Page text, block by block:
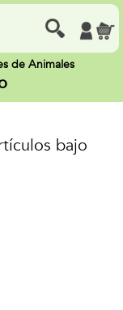
de Animales
bajo